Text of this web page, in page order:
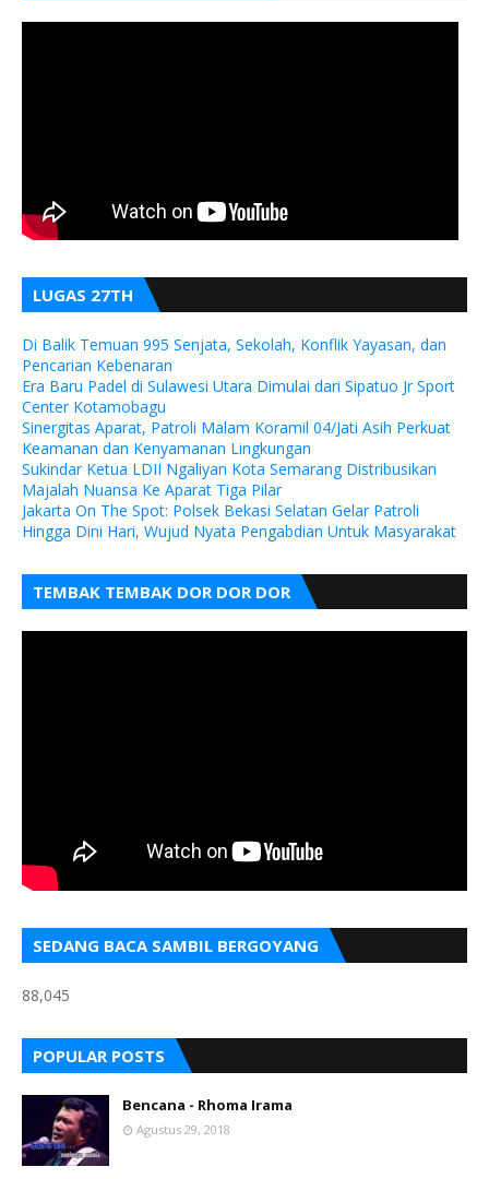
LUGAS 27TH
Di Balik Temuan 995 Senjata, Sekolah, Konflik Yayasan, dan
Pencarian Kebenaran
Era Baru Padel di Sulawesi Utara Dimulai dari Sipatuo Jr Sport
Center Kotamobagu
Sinergitas Aparat, Patroli Malam Koramil 04/Jati Asih Perkuat
Keamanan dan Kenyamanan Lingkungan
Sukindar Ketua LDII Ngaliyan Kota Semarang Distribusikan
Majalah Nuansa Ke Aparat Tiga Pilar
Jakarta On The Spot: Polsek Bekasi Selatan Gelar Patroli
Hingga Dini Hari, Wujud Nyata Pengabdian Untuk Masyarakat
TEMBAK TEMBAK DOR DOR DOR
SEDANG BACA SAMBIL BERGOYANG
88,045
POPULAR POSTS
Bencana - Rhoma Irama
Agustus 29, 2018